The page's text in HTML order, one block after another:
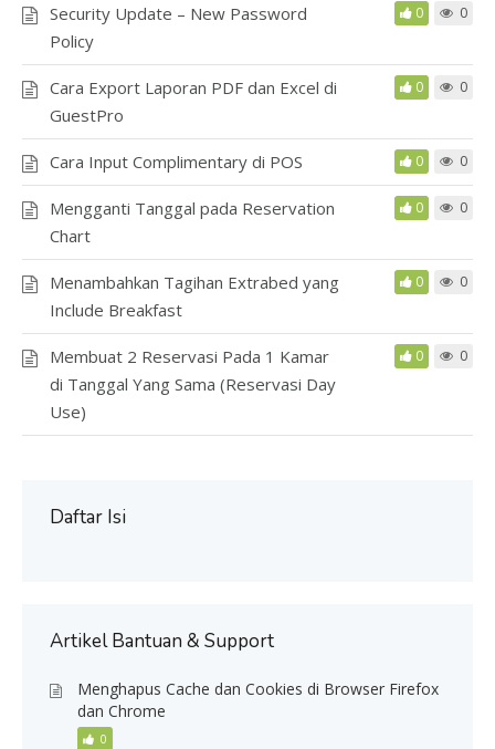
Security Update – New Password
Policy
0 0
Cara Export Laporan PDF dan Excel di
GuestPro
0 0
Cara Input Complimentary di POS 0 0
Mengganti Tanggal pada Reservation
Chart
0 0
Menambahkan Tagihan Extrabed yang
Include Breakfast
0 0
Membuat 2 Reservasi Pada 1 Kamar
di Tanggal Yang Sama (Reservasi Day
Use)
0 0
Daftar Isi
Artikel Bantuan & Support
Menghapus Cache dan Cookies di Browser Firefox
dan Chrome
0